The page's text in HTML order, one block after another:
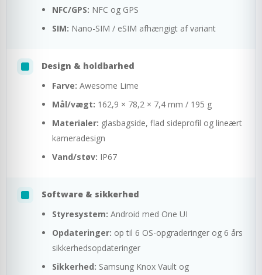
NFC/GPS: NFC og GPS
SIM: Nano-SIM / eSIM afhængigt af variant
Design & holdbarhed
Farve: Awesome Lime
Mål/vægt: 162,9 × 78,2 × 7,4 mm / 195 g
Materialer: glasbagside, flad sideprofil og lineært
kameradesign
Vand/støv: IP67
Software & sikkerhed
Styresystem: Android med One UI
Opdateringer: op til 6 OS-opgraderinger og 6 års
sikkerhedsopdateringer
Sikkerhed: Samsung Knox Vault og